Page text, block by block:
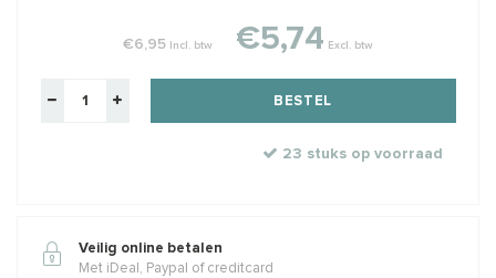
€6,95 Incl. btw €5,74 Excl. btw
BESTEL
23 stuks op voorraad
Veilig online betalen
Met iDeal, Paypal of creditcard